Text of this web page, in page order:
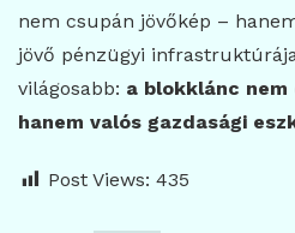
nem csupán jövőkép –
jövő pénzügyi
világosabb: a blokklánc
hanem valós gazdasági
Post Views: 435